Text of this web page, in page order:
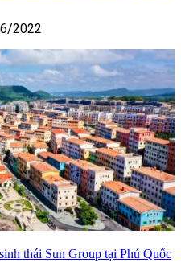
2022
thái Sun Group tại Phú Quốc